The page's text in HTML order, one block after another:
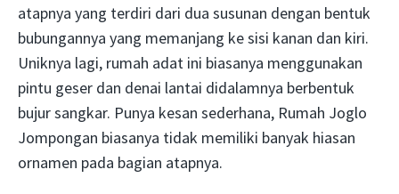
atapnya yang terdiri dari dua susunan dengan bentuk
bubungannya yang memanjang ke sisi kanan dan kiri.
Uniknya lagi, rumah adat ini biasanya menggunakan
pintu geser dan denai lantai didalamnya berbentuk
bujur sangkar. Punya kesan sederhana, Rumah Joglo
Jompongan biasanya tidak memiliki banyak hiasan
ornamen pada bagian atapnya.